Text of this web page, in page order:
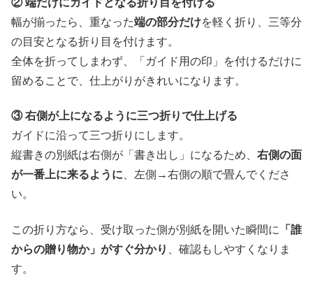
② 端だけにガイドとなる折り目を付ける
幅が揃ったら、重なった端の部分だけを軽く折り、三等分
の目安となる折り目を付けます。
全体を折ってしまわず、「ガイド用の印」を付けるだけに
留めることで、仕上がりがきれいになります。
③ 右側が上になるように三つ折りで仕上げる
ガイドに沿って三つ折りにします。
縦書きの別紙は右側が「書き出し」になるため、 右側の面
が一番上に来るように 、左側→右側の順で畳んでくださ
い。
この折り方なら、受け取った側が別紙を開いた瞬間に
「誰
からの贈り物か」がすぐ分かり
、確認もしやすくなりま
す。